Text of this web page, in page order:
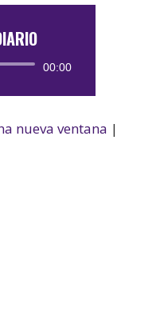
00:00
nueva ventana |